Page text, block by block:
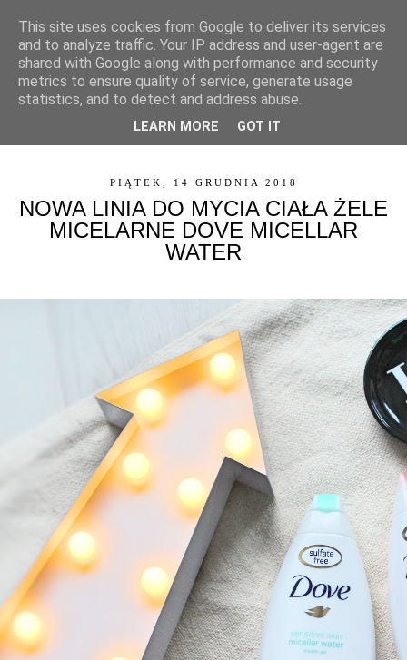
▼
PIĄTEK, 14 GRUDNIA 2018
NOWA LINIA DO MYCIA CIAŁA ŻELE
MICELARNE DOVE MICELLAR
WATER
This site uses cookies from Google to deliver its services
and to analyze traffic. Your IP address and user-agent are
shared with Google along with performance and security
metrics to ensure quality of service, generate usage
statistics, and to detect and address abuse.
LEARN MORE GOT IT